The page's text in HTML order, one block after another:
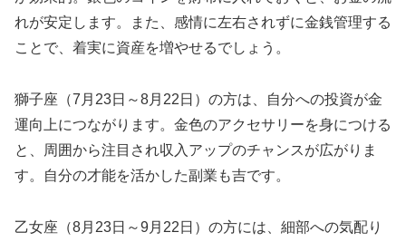
れが安定します。また、感情に左右されずに金銭管理する
ことで、着実に資産を増やせるでしょう。
獅子座（7月23日～8月22日）の方は、自分への投資が金
運向上につながります。金色のアクセサリーを身につける
と、周囲から注目され収入アップのチャンスが広がりま
す。自分の才能を活かした副業も吉です。
乙女座（8月23日～9月22日）の方には、細部への気配り